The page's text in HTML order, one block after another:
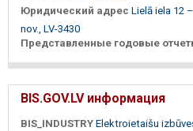
Юридический адрес Lielā iela 12
nov., LV-3430
Представленные годовые
BIS.GOV.LV информация
BIS_INDUSTRY Elektroietaišu